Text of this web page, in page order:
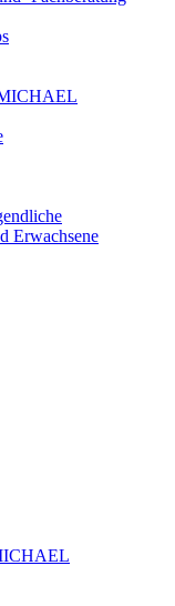
Erwachsene